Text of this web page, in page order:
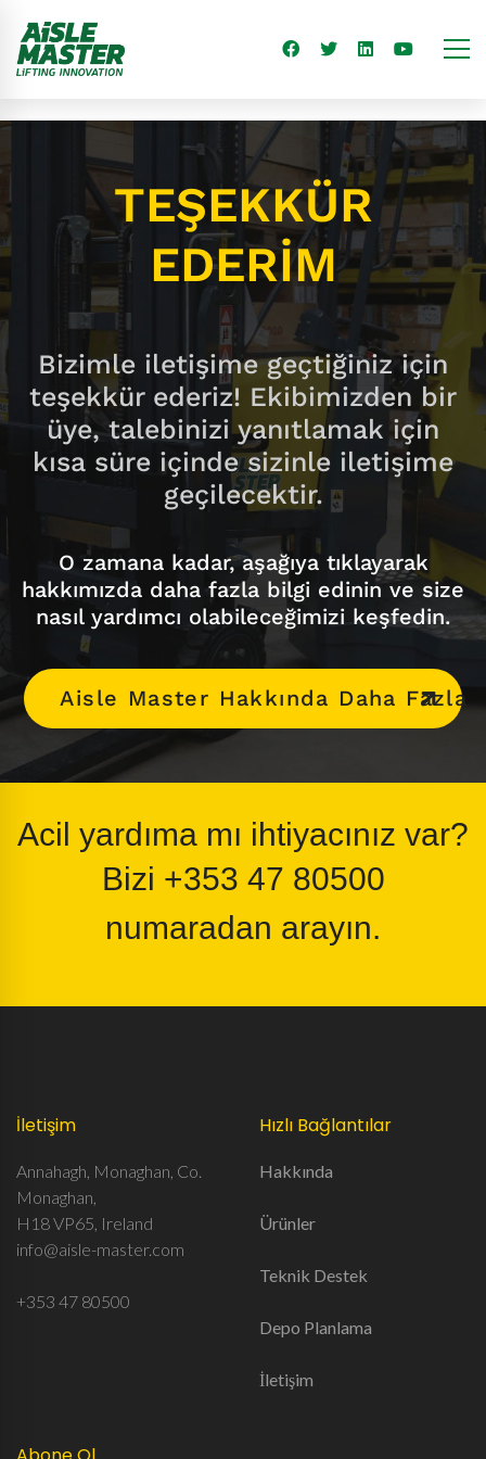
TEŞEKKÜR
EDERIM
Bizimle iletişime geçtiğiniz için
teşekkür ederiz! Ekibimizden bir
üye, talebinizi yanıtlamak için
kısa süre içinde sizinle iletişime
geçilecektir.
O zamana kadar, aşağıya tıklayarak
hakkımızda daha fazla bilgi edinin ve size
nasıl yardımcı olabileceğimizi keşfedin.
Aisle Master Hakkında Daha Fazla
Acil yardıma mı ihtiyacınız var?
Bizi +353 47 80500
numaradan arayın.
İletişim
Annahagh, Monaghan, Co.
Monaghan,
H18 VP65, Ireland
info@aisle-master.com
+353 47 80500
Hızlı Bağlantılar
Hakkında
Ürünler
Teknik Destek
Depo Planlama
İletişim